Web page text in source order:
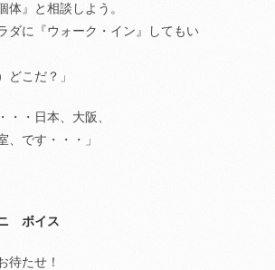
体』と相談しよう。
ダに『ウォーク・イン』してもい
どこだ？」
・・日本、大阪、
、です・・・」
ボイス
待たせ！